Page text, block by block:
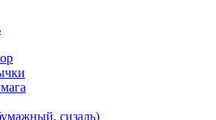
сизаль)